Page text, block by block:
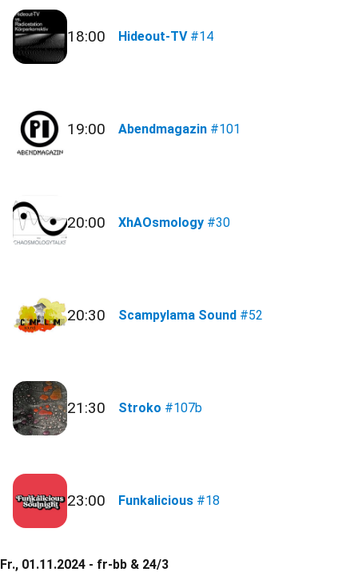
18:00 Hideout-TV #14
19:00 Abendmagazin #101
20:00 XhAOsmology #30
20:30 Scampylama Sound #52
21:30 Stroko #107b
23:00 Funkalicious #18
Fr., 01.11.2024 - fr-bb & 24/3